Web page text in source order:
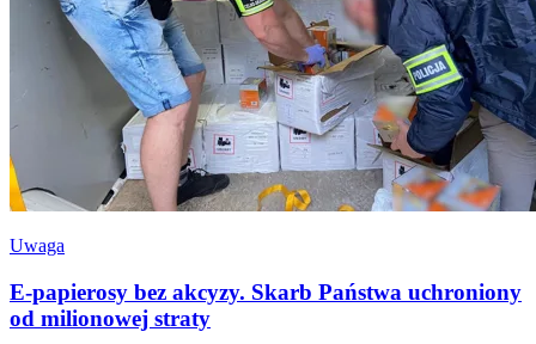
Uwaga
E-papierosy bez akcyzy. Skarb Państwa uchroniony
od milionowej straty